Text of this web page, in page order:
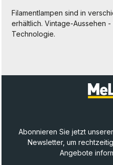
Filamentlampen sind in
erhältlich. Vintage-Aussehen
Technologie.
Abonnieren Sie jetzt
Newsletter, um
Angebote